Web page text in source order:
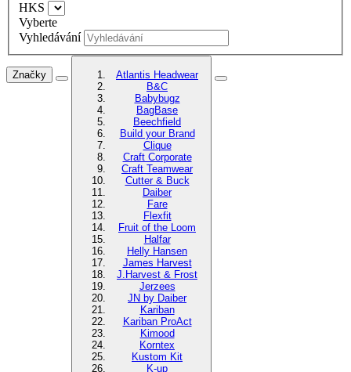
HKS
Vyberte
Vyhledávání
Značky
Atlantis Headwear
B&C
Babybugz
BagBase
Beechfield
Build your Brand
Clique
Craft Corporate
Craft Teamwear
Cutter & Buck
Daiber
Fare
Flexfit
Fruit of the Loom
Halfar
Helly Hansen
James Harvest
J.Harvest & Frost
Jerzees
JN by Daiber
Kariban
Kariban ProAct
Kimood
Korntex
Kustom Kit
K-up